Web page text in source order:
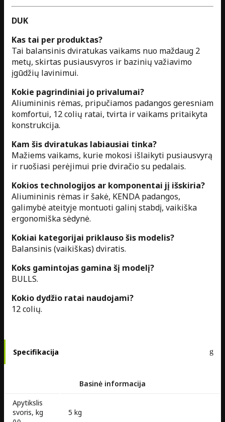
DUK
Kas tai per produktas?
Tai balansinis dviratukas vaikams nuo maždaug 2
metų, skirtas pusiausvyros ir bazinių važiavimo
įgūdžių lavinimui.
Kokie pagrindiniai jo privalumai?
Aliumininis rėmas, pripučiamos padangos geresniam
komfortui, 12 colių ratai, tvirta ir vaikams pritaikyta
konstrukcija.
Kam šis dviratukas labiausiai tinka?
Mažiems vaikams, kurie mokosi išlaikyti pusiausvyrą
ir ruošiasi perėjimui prie dviračio su pedalais.
Kokios technologijos ar komponentai jį išskiria?
Aliumininis rėmas ir šakė, KENDA padangos,
galimybė ateityje montuoti galinį stabdį, vaikiška
ergonomiška sėdynė.
Kokiai kategorijai priklauso šis modelis?
Balansinis (vaikiškas) dviratis.
Koks gamintojas gamina šį modelį?
BULLS.
Kokio dydžio ratai naudojami?
12 colių.
Specifikacija
Basinė informacija
Apytikslis
svoris, kg
5 kg